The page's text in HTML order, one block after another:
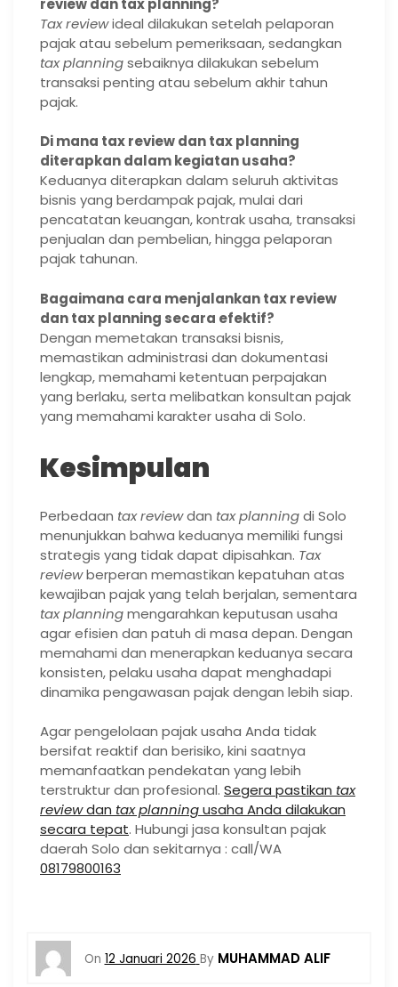
review dan tax planning?
Tax reviewideal dilakukan setelah pelaporan
pajak atau sebelum pemeriksaan, sedangkan
tax planningsebaiknya dilakukan sebelum
transaksi penting atau sebelum akhir tahun
pajak.
Di mana tax review dan tax planning
diterapkan dalam kegiatan usaha?
Keduanya diterapkan dalam seluruh aktivitas
bisnis yang berdampak pajak, mulai dari
pencatatan keuangan, kontrak usaha, transaksi
penjualan dan pembelian, hingga pelaporan
pajak tahunan.
Bagaimana cara menjalankan tax review
dan tax planning secara efektif?
Dengan memetakan transaksi bisnis,
memastikan administrasi dan dokumentasi
lengkap, memahami ketentuan perpajakan
yang berlaku, serta melibatkan konsultan pajak
yang memahami karakter usaha di Solo.
Kesimpulan
Perbedaan tax reviewdan tax planningdi Solo
menunjukkan bahwa keduanya memiliki fungsi
strategis yang tidak dapat dipisahkan. Tax
reviewberperan memastikan kepatuhan atas
kewajiban pajak yang telah berjalan, sementara
tax planningmengarahkan keputusan usaha
agar efisien dan patuh di masa depan. Dengan
memahami dan menerapkan keduanya secara
konsisten, pelaku usaha dapat menghadapi
dinamika pengawasan pajak dengan lebih siap.
Agar pengelolaan pajak usaha Anda tidak
bersifat reaktif dan berisiko, kini saatnya
memanfaatkan pendekatan yang lebih
terstruktur dan profesional. Segera pastikan tax
reviewdan tax planningusaha Anda dilakukan
secara tepat. Hubungi jasa konsultan pajak
daerah Solo dan sekitarnya : call/WA
08179800163
On 12 Januari 2026 By MUHAMMAD ALIF